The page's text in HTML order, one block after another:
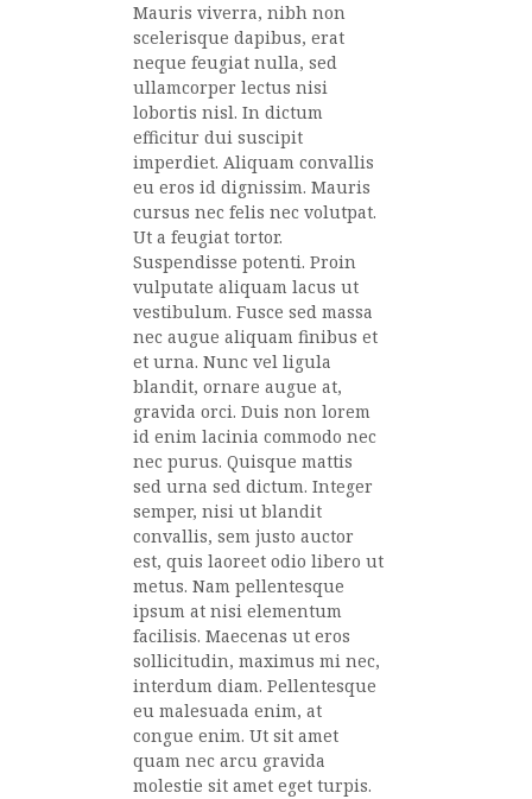
Mauris viverra, nibh non
scelerisque dapibus, erat
neque feugiat nulla, sed
ullamcorper lectus nisi
lobortis nisl. In dictum
efficitur dui suscipit
imperdiet. Aliquam convallis
eu eros id dignissim. Mauris
cursus nec felis nec volutpat.
Ut a feugiat tortor.
Suspendisse potenti. Proin
vulputate aliquam lacus ut
vestibulum. Fusce sed massa
nec augue aliquam finibus et
et urna. Nunc vel ligula
blandit, ornare augue at,
gravida orci. Duis non lorem
id enim lacinia commodo nec
nec purus. Quisque mattis
sed urna sed dictum. Integer
semper, nisi ut blandit
convallis, sem justo auctor
est, quis laoreet odio libero ut
metus. Nam pellentesque
ipsum at nisi elementum
facilisis. Maecenas ut eros
sollicitudin, maximus mi nec,
interdum diam. Pellentesque
eu malesuada enim, at
congue enim. Ut sit amet
quam nec arcu gravida
molestie sit amet eget turpis.